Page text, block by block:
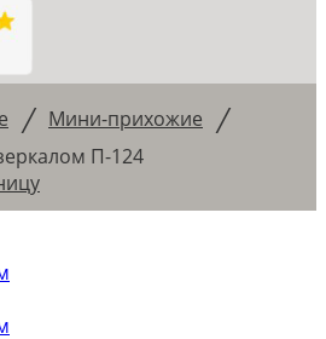
/ Мини-прихожие /
П-124